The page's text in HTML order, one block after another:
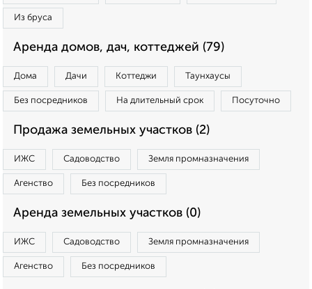
Из бруса
Аренда домов, дач, коттеджей (79)
Дома Дачи Коттеджи Таунхаусы
Без посредников На длительный срок Посуточно
Продажа земельных участков (2)
ИЖС Садоводство Земля промназначения
Агенство Без посредников
Аренда земельных участков (0)
ИЖС Садоводство Земля промназначения
Агенство Без посредников